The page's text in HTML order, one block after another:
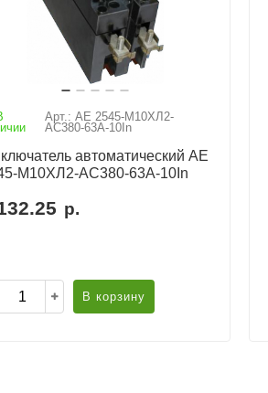
Арт.: АЕ 2545-М10ХЛ2-
AC380-63А-10In
автоматический АЕ
М10ХЛ2-AC380-63А-10In
р.
В корзину